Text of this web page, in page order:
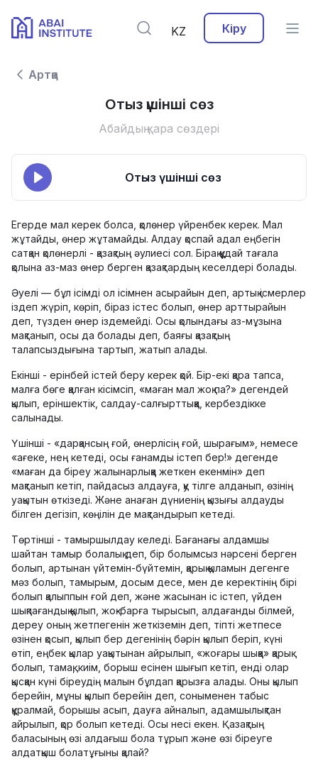
KZ Кіру
Артқа
Отыз үшінші сөз
Абайдың қара сөздері
Отыз үшінші сөз
Егерде мал керек болса, қолөнер үйренбек керек. Мал
жұтайды, өнер жұтамайды. Алдау қоспай адал еңбегін
сатқан қолөнерлі - қазақтың әулиесі сол. Бірақ құдай тағала
қолына аз-маз өнер берген қазақтардың кеселдері болады.
Әуелі — бұл ісімді ол ісімнен асырайын деп, артық ісмерлер
іздеп жүріп, көріп, біраз істес болып, өнер арттырайын
деп, түзден өнер іздемейді. Осы қолындағы аз-мұзына
мақтанып, осы да болады деп, баяғы қазақтың
талапсыздығына тартып, жатып алады.
Екінші - ерінбей істей беру керек қой. Бір-екі қара тапса,
малға бөге қалған кісімсіп, «маған мал жоқ па?» дегендей
қылып, еріншектік, салдау-салғырттыққа, кербездікке
салынады.
Үшінші - «дарқансың ғой, өнерлісің ғой, шырағым», немесе
«ағеке, нең кетеді, осы ғанамды істеп бер!» дегенде
«маған да біреу жалынарлыққа жеткен екенмін» деп
мақтанып кетіп, пайдасыз алдауға, қу тілге алданып, өзінің
уақытын өткізеді. Және анаған дүниенің қызығы алдауды
білген дегізіп, көңілін де мақтандырып кетеді.
Төртінші - тамыршылдау келеді. Бағанағы алдамшы
шайтан тамыр болалық деп, бір болымсыз нәрсені берген
болып, артынан үйтемін-бүйтемін, қарық қыламын дегенге
мәз болып, тамырым, досым десе, мен де керектінің бірі
болып қалыппын ғой деп, және жасынан іс істеп, үйден
шықпағандық қылып, жоқ-барға тырысып, алдағанды білмей,
дереу оның жетпегенін жеткіземін деп, тіпті жетпесе
өзінен қосып, қылып бер дегенінің бәрін қылып беріп, күні
өтіп, еңбек қылар уақытынан айрылып, «жоғары шыққа» қарық
болып, тамақ, киім, борыш есінен шығып кетіп, енді олар
қысқан күні біреудің малын бұлдап қарызға алады. Оны қылып
берейін, мұны қылып берейін деп, соныменен табыс
құралмай, борышы асып, дауға айналып, адамшылықтан
айрылып, қор болып кетеді. Осы несі екен. Қазақтың
баласының өзі алдағыш бола тұрып және өзі біреуге
алдатқыш болатұғыны қалай?